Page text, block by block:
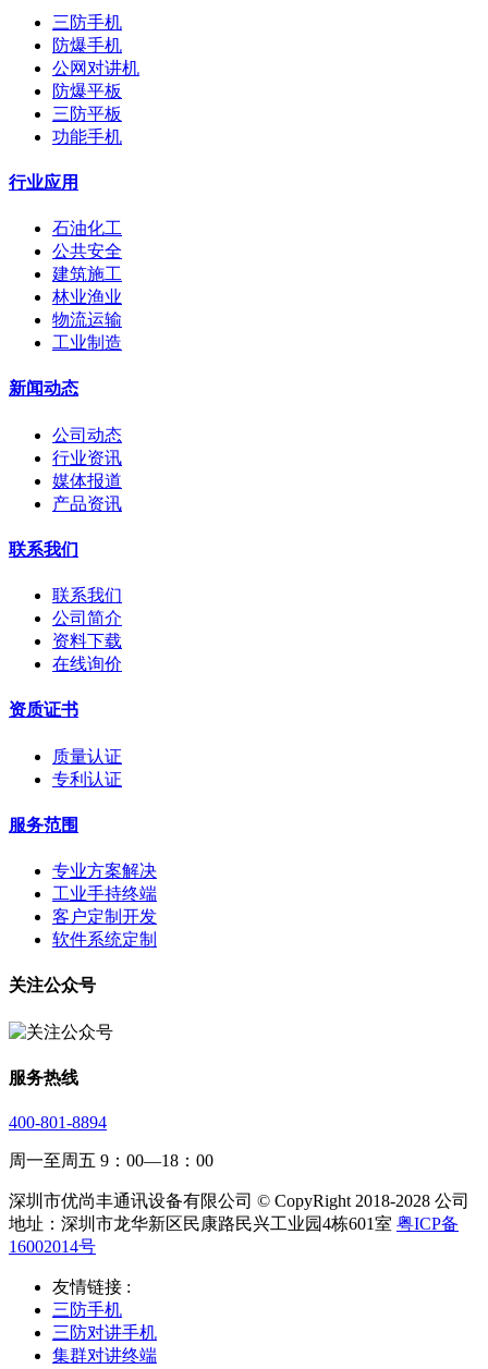
三防手机
防爆手机
公网对讲机
防爆平板
三防平板
功能手机
行业应用
石油化工
公共安全
建筑施工
林业渔业
物流运输
工业制造
新闻动态
公司动态
行业资讯
媒体报道
产品资讯
联系我们
联系我们
公司简介
资料下载
在线询价
资质证书
质量认证
专利认证
服务范围
专业方案解决
工业手持终端
客户定制开发
软件系统定制
关注公众号
服务热线
400-801-8894
周一至周五 9：00—18：00
深圳市优尚丰通讯设备有限公司 © CopyRight 2018-2028 公司
地址：深圳市龙华新区民康路民兴工业园4栋601室 粤ICP备
16002014号
友情链接 :
三防手机
三防对讲手机
集群对讲终端